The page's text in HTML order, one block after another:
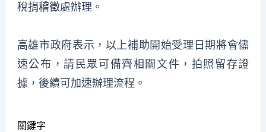
稅捐稽徵處辦理。
高雄市政府表示，以上補助開始受理日期將會儘
速公布，請民眾可備齊相關文件，拍照留存證
據，後續可加速辦理流程。
關鍵字